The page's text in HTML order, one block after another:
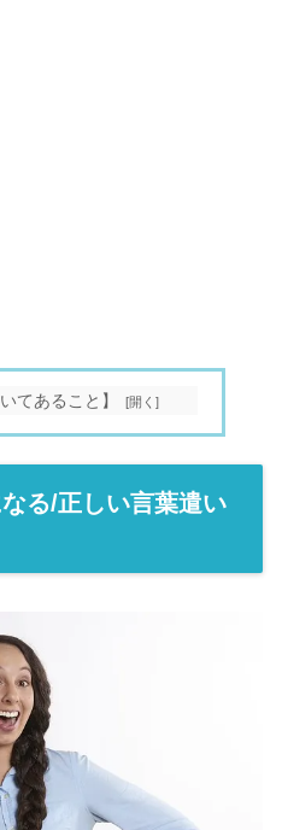
てあること】
る/正しい言葉遣い